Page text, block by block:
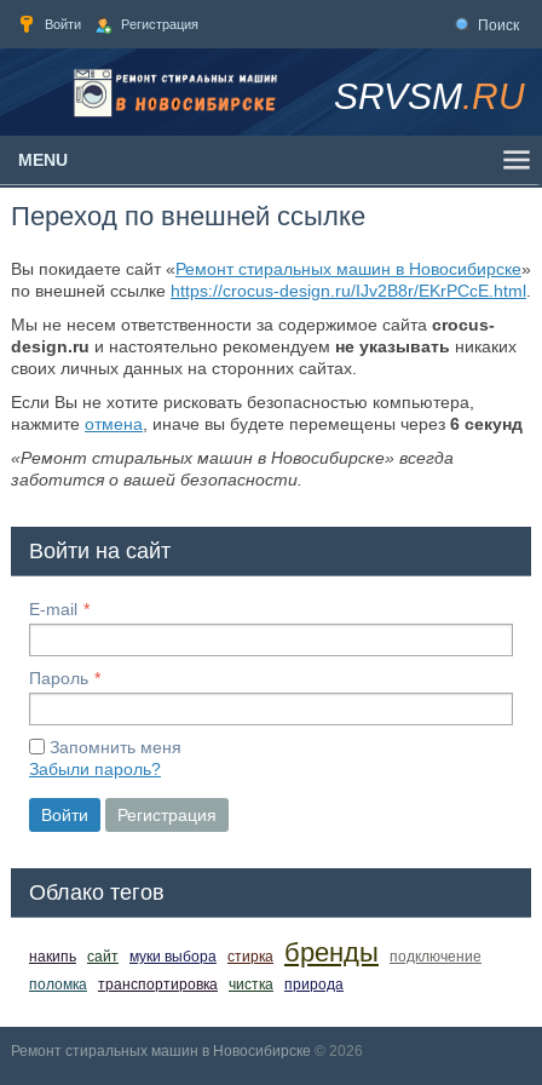
Войти Регистрация Поиск
SRVSM.RU
MENU
Переход по внешней ссылке
Вы покидаете сайт «Ремонт стиральных машин в Новосибирске»
по внешней ссылке https://crocus-design.ru/IJv2B8r/EKrPCcE.html.
Мы не несем ответственности за содержимое сайта crocus-
design.ru и настоятельно рекомендуем не указывать никаких
своих личных данных на сторонних сайтах.
Если Вы не хотите рисковать безопасностью компьютера,
нажмите отмена , иначе вы будете перемещены через 6секунд
«Ремонт стиральных машин в Новосибирске» всегда
заботится о вашей безопасности.
Войти на сайт
E-mail
Пароль
Запомнить меня
Забыли пароль?
Войти Регистрация
Облако тегов
накипь сайт муки выбора стирка бренды
подключение
поломка
транспортировка чистка природа
Ремонт стиральных машин в Новосибирске © 2026